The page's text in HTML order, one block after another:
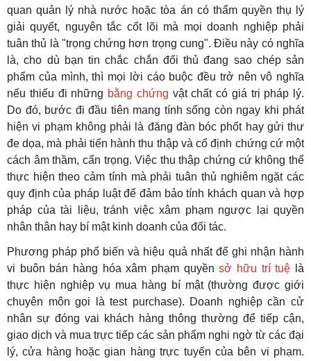
quan quản lý nhà nước hoặc tòa án có thẩm quyền thụ lý
giải quyết, nguyên tắc cốt lõi mà mọi doanh nghiệp phải
tuân thủ là "trọng chứng hơn trọng cung". Điều này có nghĩa
là, cho dù bạn tin chắc chắn đối thủ đang sao chép sản
phẩm của mình, thì mọi lời cáo buộc đều trở nên vô nghĩa
nếu thiếu đi những bằng chứng vật chất có giá trị pháp lý.
Do đó, bước đi đầu tiên mang tính sống còn ngay khi phát
hiện vi phạm không phải là đăng đàn bóc phốt hay gửi thư
đe dọa, mà phải tiến hành thu thập và cố định chứng cứ một
cách âm thầm, cẩn trọng. Việc thu thập chứng cứ không thể
thực hiện theo cảm tính mà phải tuân thủ nghiêm ngặt các
quy định của pháp luật để đảm bảo tính khách quan và hợp
pháp của tài liệu, tránh việc xâm phạm ngược lại quyền
nhân thân hay bí mật kinh doanh của đối tác.
Phương pháp phổ biến và hiệu quả nhất để ghi nhận hành
vi buôn bán hàng hóa xâm phạm quyềnsở hữu trí tuệ là
thực hiện nghiệp vụ mua hàng bí mật (thường được giới
chuyên môn gọi là test purchase). Doanh nghiệp cần cử
nhân sự đóng vai khách hàng thông thường để tiếp cận,
giao dịch và mua trực tiếp các sản phẩm nghi ngờ từ các đại
lý, cửa hàng hoặc gian hàng trực tuyến của bên vi phạm.